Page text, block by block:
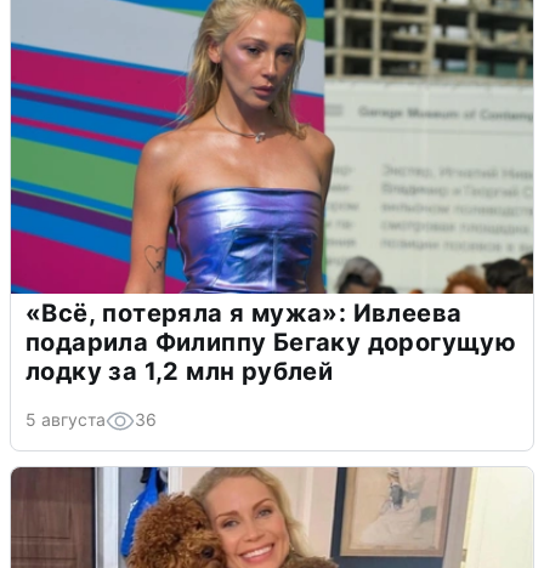
«Всё, потеряла я мужа»: Ивлеева
подарила Филиппу Бегаку дорогущую
лодку за 1,2 млн рублей
5 августа 36